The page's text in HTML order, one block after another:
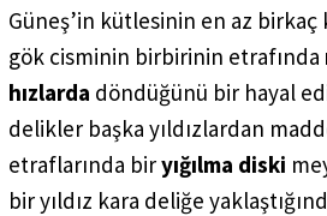
Güneş’in kütlesinin en az
gök cisminin birbirinin etrafında
hızlarda döndüğünü bir hayal
delikler başka yıldızlardan
etraflarında biryığılma diski
bir yıldız kara deliğe